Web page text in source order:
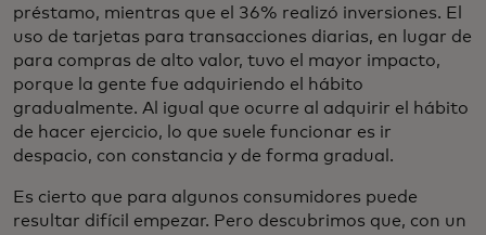
préstamo, mientras que el 36% realizó inversiones. El
uso de tarjetas para transacciones diarias, en lugar de
para compras de alto valor, tuvo el mayor impacto,
porque la gente fue adquiriendo el hábito
gradualmente. Al igual que ocurre al adquirir el hábito
de hacer ejercicio, lo que suele funcionar es ir
despacio, con constancia y de forma gradual.
Es cierto que para algunos consumidores puede
resultar difícil empezar. Pero descubrimos que, con un